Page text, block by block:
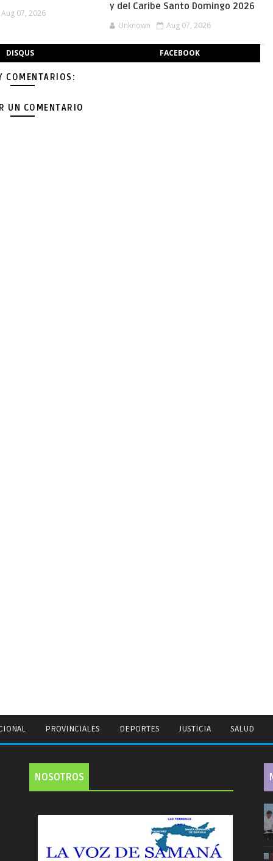
Aug 07, 2026
y del Caribe Santo Domingo 2026
Unknown Aug 07, 2026
DISQUS FACEBOOK
COMENTARIOS:
UN COMENTARIO
PROVINCIALES DEPORTES JUSTICIA SALUD
NOSOTROS